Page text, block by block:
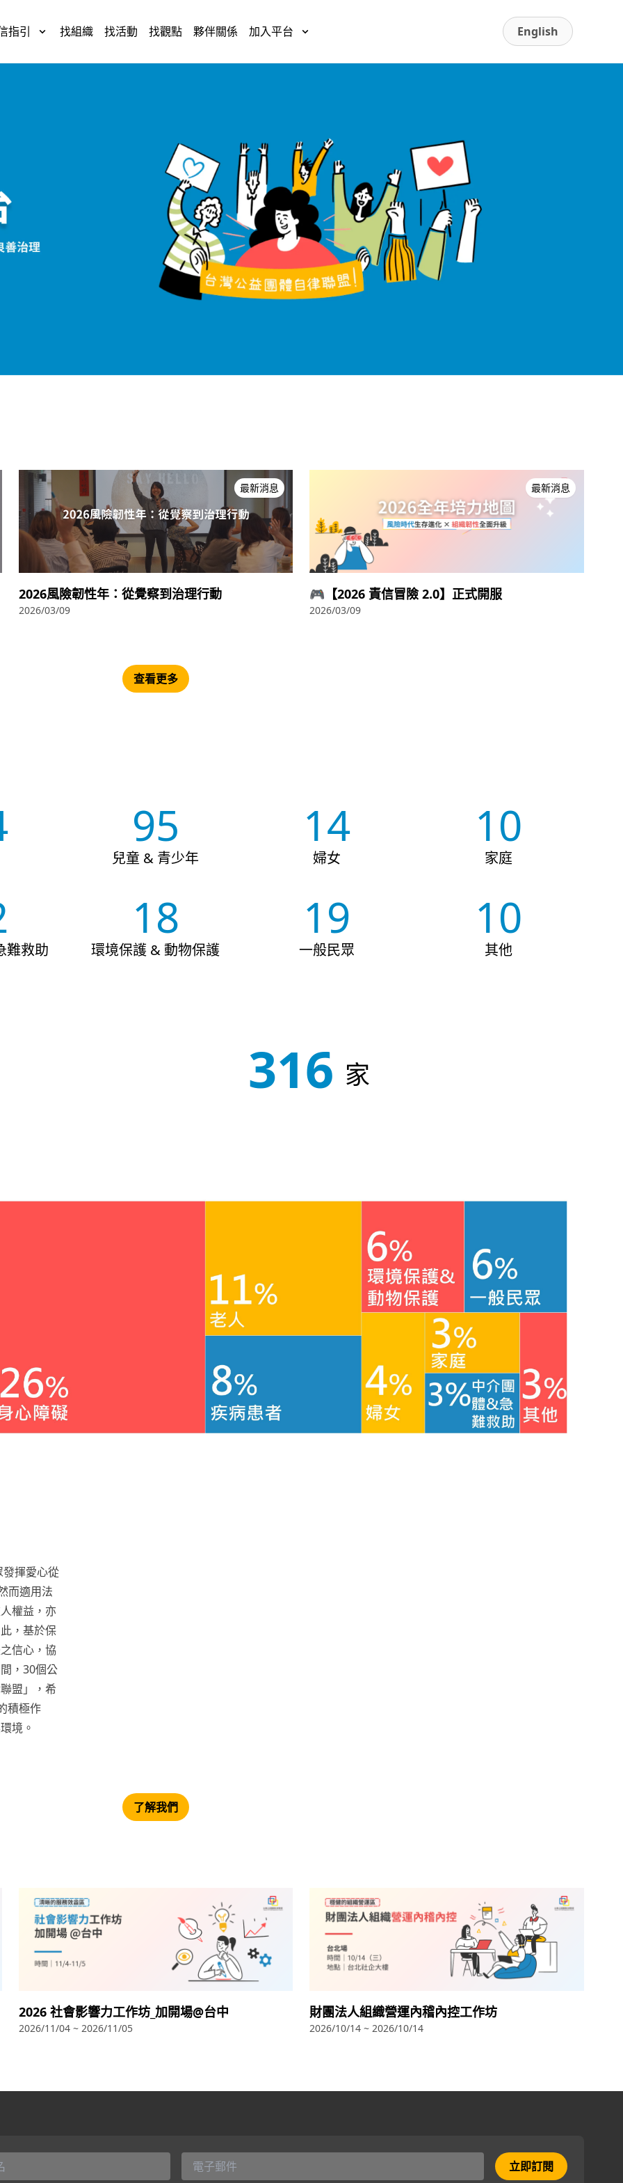
指引 找組織 找活動 找觀點 夥伴關係 加入平台 English
最新消息
2026風險韌性年：從覺察到治理行動
2026/03/09
最新消息
🎮【2026 責信冒險 2.0】正式開服
2026/03/09
查看更多
95
兒童 & 青少年
14
婦女
10
家庭
難救助
18
環境保護 & 動物保護
19
一般民眾
10
其他
320 家
揮愛心從
而適用法
權益，亦
，基於保
信心，協
，30個公
盟」，希
積極作
境。
了解我們
2026 社會影響力工作坊_加開場@台中
2026/11/04 ~ 2026/11/05
財團法人組織營運內稽內控工作坊
2026/10/14 ~ 2026/10/14
立即訂閱